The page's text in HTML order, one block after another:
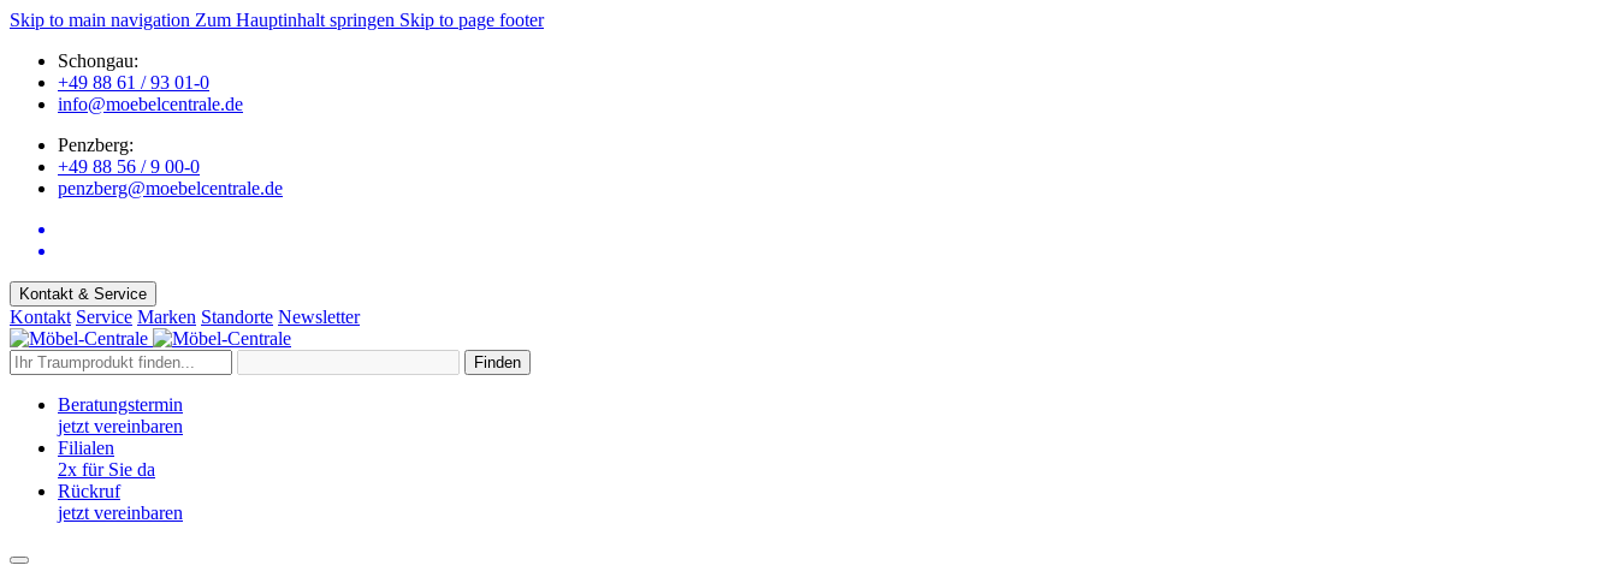
Skip to main navigation Zum Hauptinhalt springen Skip to page footer
Schongau:
+49 88 61 / 93 01-0
info@moebelcentrale.de
Penzberg:
+49 88 56 / 9 00-0
penzberg@moebelcentrale.de
Kontakt & Service
Kontakt Service Marken Standorte Newsletter
Finden
Beratungstermin
jetzt vereinbaren
Filialen
2x für Sie da
Rückruf
jetzt vereinbaren